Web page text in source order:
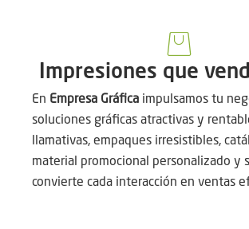
Impresiones que
En Empresa Gráfica impulsamos tu
soluciones gráficas atractivas y
llamativas, empaques irresistibles,
material promocional personalizado y
convierte cada interacción en ventas